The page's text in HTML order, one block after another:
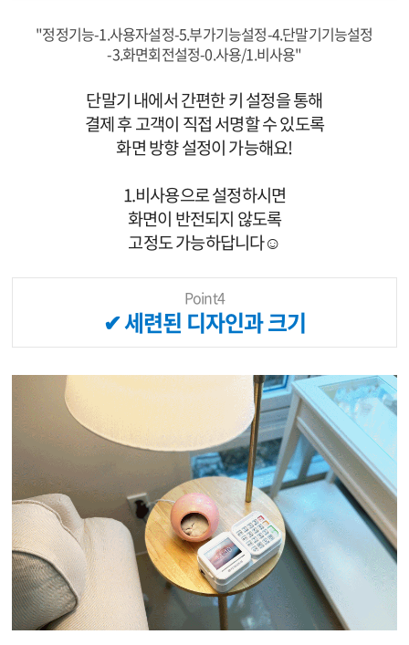
"정정기능-1.사용자설정-5.부가기능설정-4.단말기기능설정
-3.화면회전설정-0.사용/1.비사용"
단말기 내에서 간편한 키 설정을 통해
결제 후 고객이 직접 서명할 수 있도록
화면 방향 설정이 가능해요!
1.비사용으로 설정하시면
화면이 반전되지 않도록
고정도 가능하답니다☺
Point4
✔ 세련된 디자인과 크기